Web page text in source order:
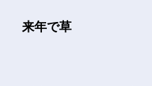
来年で草